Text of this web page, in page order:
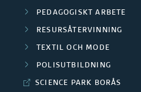
PEDAGOGISKT ARBETE
RESURSÅTERVINNING
TEXTIL OCH MODE
POLISUTBILDNING
SCIENCE PARK BORÅS